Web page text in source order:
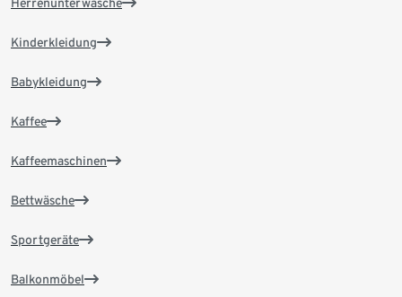
Herrenunterwäsche
Kinderkleidung
Babykleidung
Kaffee
Kaffeemaschinen
Bettwäsche
Sportgeräte
Balkonmöbel